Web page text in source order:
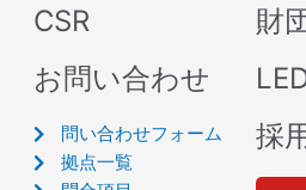
CSR
お問い合わせ
問い合わせフォーム
拠点一覧
財
採